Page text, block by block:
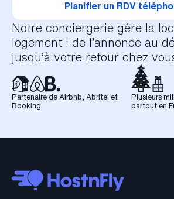
Planifier un RDV
Notre conciergerie gère la
logement : de l’annonce au
jusqu’à votre retour chez
Partenaire de Airbnb, Abritel et
Booking
Plusieurs
partout en